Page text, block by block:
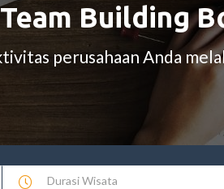
Building
perusahaan Anda
Durasi Wisata